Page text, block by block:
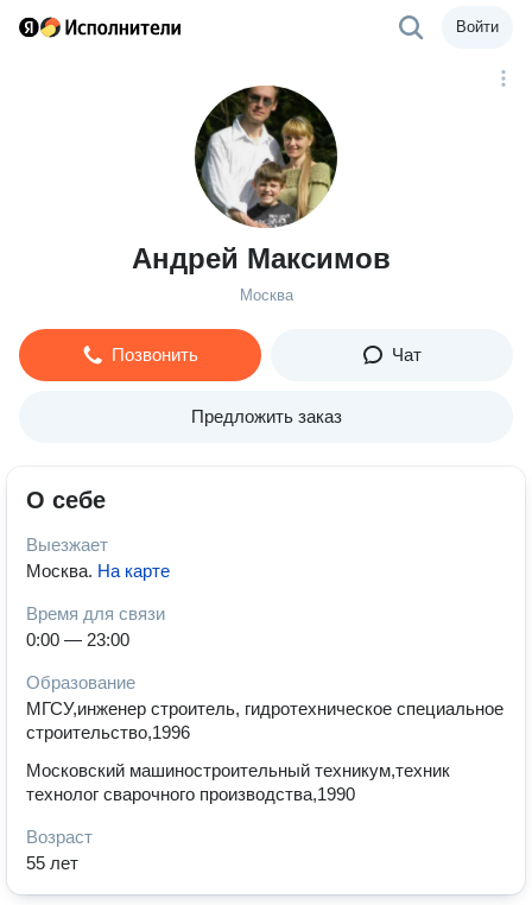
Войти
Андрей Максимов
Москва
Позвонить Чат
Предложить заказ
О себе
Выезжает
Москва. На карте
Время для связи
0:00 — 23:00
Образование
МГСУ,инженер строитель, гидротехническое специальное
строительство,1996
Московский машиностроительный техникум,техник
технолог сварочного производства,1990
Возраст
55 лет